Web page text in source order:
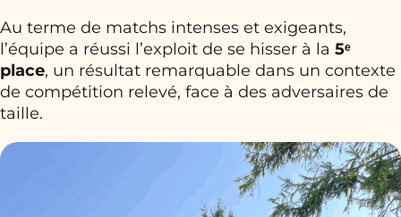
Au terme de matchs intenses et exigeants,
l’équipe a réussi l’exploit de se hisser à la 5ᵉ
place, un résultat remarquable dans un contexte
de compétition relevé, face à des adversaires de
taille.